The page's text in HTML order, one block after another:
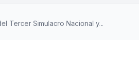
Tercer Simulacro Nacional y...